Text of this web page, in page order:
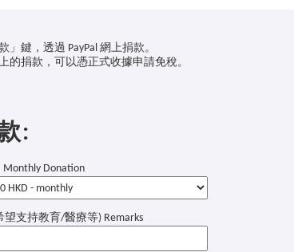
」鍵，透過 PayPal 網上捐款。
的捐款，可以憑正式收據申請免稅。
:
Donation
支持教育/醫療等) Remarks